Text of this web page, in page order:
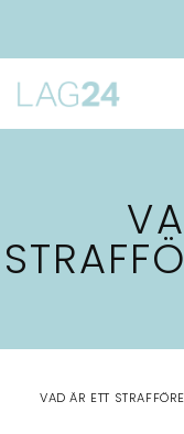
VAD ÄR ETT